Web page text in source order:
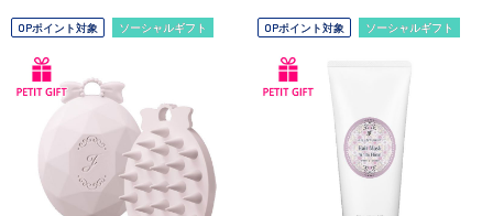
OPポイント対象 ソーシャルギフト OPポイント対象 ソーシャルギフト